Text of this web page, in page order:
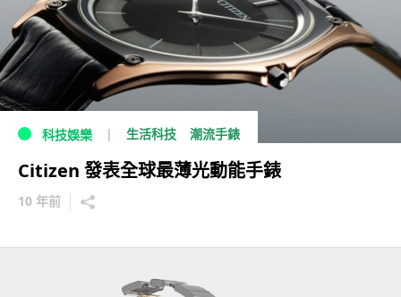
科技娛樂 生活科技 潮流手錶
Citizen 發表全球最薄光動能手錶
10 年前